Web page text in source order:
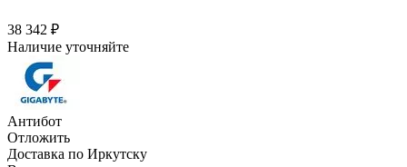
38 342 ₽
Наличие уточняйте
Антибот
Отложить
Доставка по Иркутску